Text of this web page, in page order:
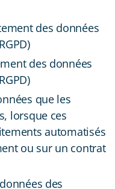
des données
des données
que les
lorsque ces
automatisés
ou sur un contrat
des